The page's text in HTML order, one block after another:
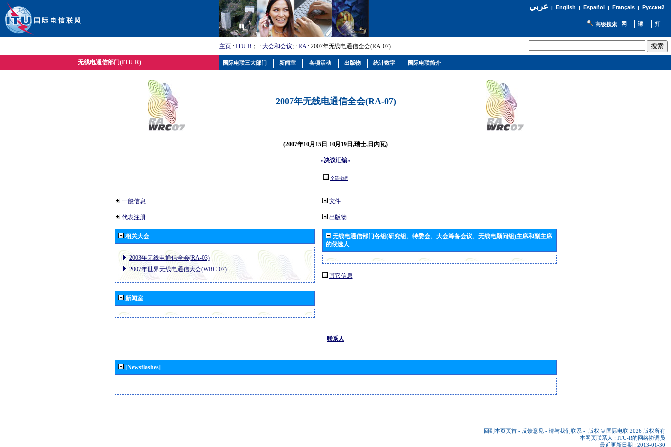
عربي| English | Español | Français| Русский
高级搜索
主页 : ITU-R ； : 大会和会议; : RA: 2007年无线电通信全会(RA-07)
无线电通信部门(ITU-R)
2007年无线电通信全会(RA-07)
(2007年10月15日-10月19日,瑞士,日内瓦)
«决议汇编»
全部收缩
一般信息
代表注册
相关大会
2003年无线电通信全会(RA-03)
2007年世界无线电通信大会(WRC-07)
新闻室
文件
出版物
无线电通信部门各组(研究组、特委会、大会筹备会议、无线电顾问组)主席和副主席
的候选人
其它信息
联系人
[Newsflashes]
回到本页页首 - 反馈意见 - 请与我们联系 - 版权 © 国际电联 2026 版权所有
本网页联系人 : ITU-R的网络协调员
最近更新日期 : 2013-01-30
国际电联三大部门 新闻室 各项活动 出版物 统计数字 国际电联简介